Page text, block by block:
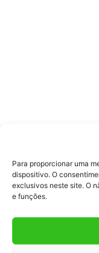
Para proporcionar uma
dispositivo. O
exclusivos neste site. O
e funções.